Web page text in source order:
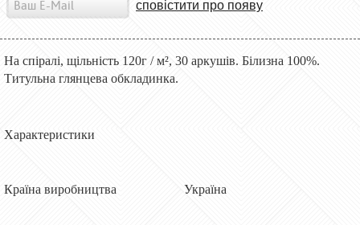
сповістити про появу
На спіралі, щільність 120г / м², 30 аркушів. Білизна 100%.
Титульна глянцева обкладинка.
Характеристики
Країна виробництва Україна